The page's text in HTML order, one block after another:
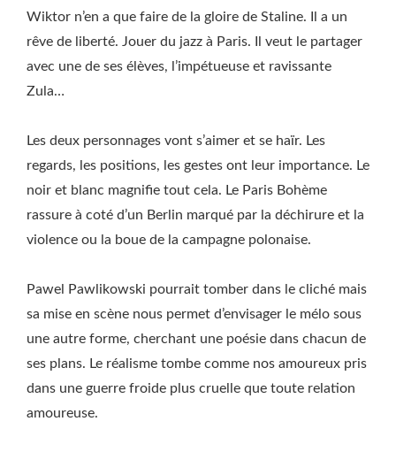
Wiktor n’en a que faire de la gloire de Staline. Il a un
rêve de liberté. Jouer du jazz à Paris. Il veut le partager
avec une de ses élèves, l’impétueuse et ravissante
Zula…
Les deux personnages vont s’aimer et se haïr. Les
regards, les positions, les gestes ont leur importance. Le
noir et blanc magnifie tout cela. Le Paris Bohème
rassure à coté d’un Berlin marqué par la déchirure et la
violence ou la boue de la campagne polonaise.
Pawel Pawlikowski pourrait tomber dans le cliché mais
sa mise en scène nous permet d’envisager le mélo sous
une autre forme, cherchant une poésie dans chacun de
ses plans. Le réalisme tombe comme nos amoureux pris
dans une guerre froide plus cruelle que toute relation
amoureuse.